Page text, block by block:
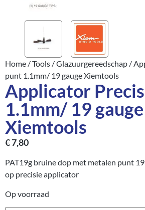
Home /Tools /Glazuurgereedschap /
punt 1.1mm/ 19 gauge Xiemtools
Applicator
1.1mm/ 19 gauge
Xiemtools
€7,80
PAT19g bruine dop met metalen punt
op precisie applicator
Op voorraad